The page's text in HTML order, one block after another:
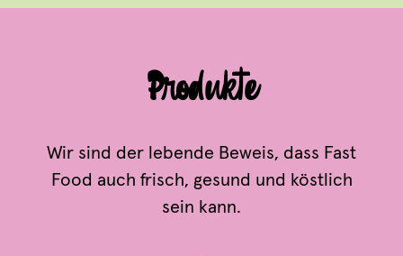
Produkte
Wir sind der lebende Beweis, dass Fast
Food auch frisch, gesund und köstlich
sein kann.